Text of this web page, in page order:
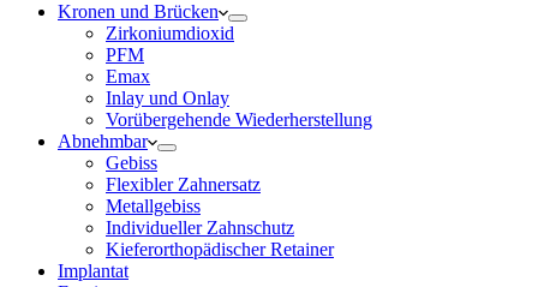
Kronen und Brücken
Zirkoniumdioxid
PFM
Emax
Inlay und Onlay
Vorübergehende Wiederherstellung
Abnehmbar
Gebiss
Flexibler Zahnersatz
Metallgebiss
Individueller Zahnschutz
Kieferorthopädischer Retainer
Implantat